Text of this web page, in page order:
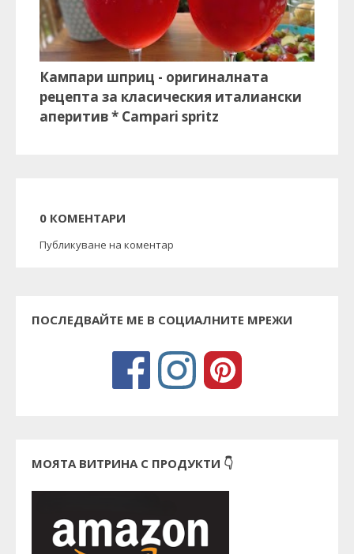
Кампари шприц - оригиналната
рецепта за класическия италиански
аперитив * Campari spritz
0 КОМЕНТАРИ
Публикуване на коментар
ПОСЛЕДВАЙТЕ МЕ В СОЦИАЛНИТЕ МРЕЖИ
МОЯТА ВИТРИНА С ПРОДУКТИ 👇